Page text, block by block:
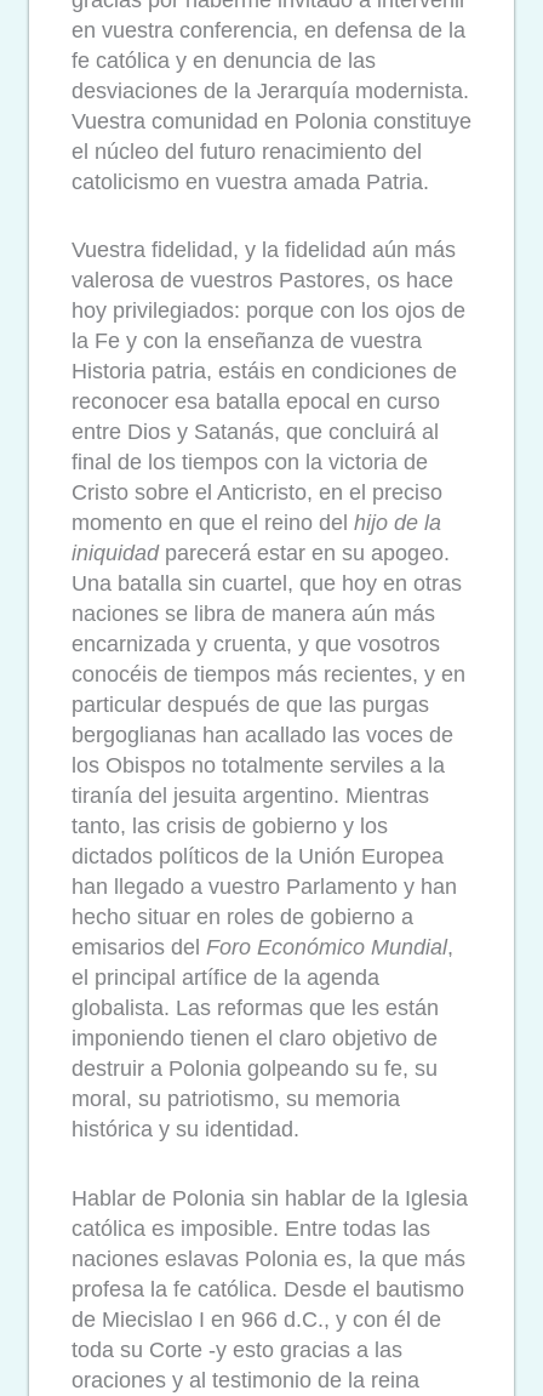
en vuestra conferencia, en defensa de la
fe católica y en denuncia de las
desviaciones de la Jerarquía modernista.
Vuestra comunidad en Polonia constituye
el núcleo del futuro renacimiento del
catolicismo en vuestra amada Patria.
Vuestra fidelidad, y la fidelidad aún más
valerosa de vuestros Pastores, os hace
hoy privilegiados: porque con los ojos de
la Fe y con la enseñanza de vuestra
Historia patria, estáis en condiciones de
reconocer esa batalla epocal en curso
entre Dios y Satanás, que concluirá al
final de los tiempos con la victoria de
Cristo sobre el Anticristo, en el preciso
momento en que el reino del hijo de la
iniquidadparecerá estar en su apogeo.
Una batalla sin cuartel, que hoy en otras
naciones se libra de manera aún más
encarnizada y cruenta, y que vosotros
conocéis de tiempos más recientes, y en
particular después de que las purgas
bergoglianas han acallado las voces de
los Obispos no totalmente serviles a la
tiranía del jesuita argentino. Mientras
tanto, las crisis de gobierno y los
dictados políticos de la Unión Europea
han llegado a vuestro Parlamento y han
hecho situar en roles de gobierno a
emisarios del Foro Económico Mundial,
el principal artífice de la agenda
globalista. Las reformas que les están
imponiendo tienen el claro objetivo de
destruir a Polonia golpeando su fe, su
moral, su patriotismo, su memoria
histórica y su identidad.
Hablar de Polonia sin hablar de la Iglesia
católica es imposible. Entre todas las
naciones eslavas Polonia es, la que más
profesa la fe católica. Desde el bautismo
de Miecislao I en 966 d.C., y con él de
toda su Corte -y esto gracias a las
oraciones y al testimonio de la reina